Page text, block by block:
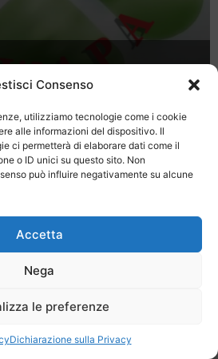
Consenso
utilizziamo tecnologie come i cookie
alle informazioni del dispositivo. Il
ci permetterà di elaborare dati come il
o ID unici su questo sito. Non
può influire negativamente su alcune
Accetta
Nega
le preferenze
Dichiarazione sulla Privacy
Contatti
LAST MINUTE - SH WEB